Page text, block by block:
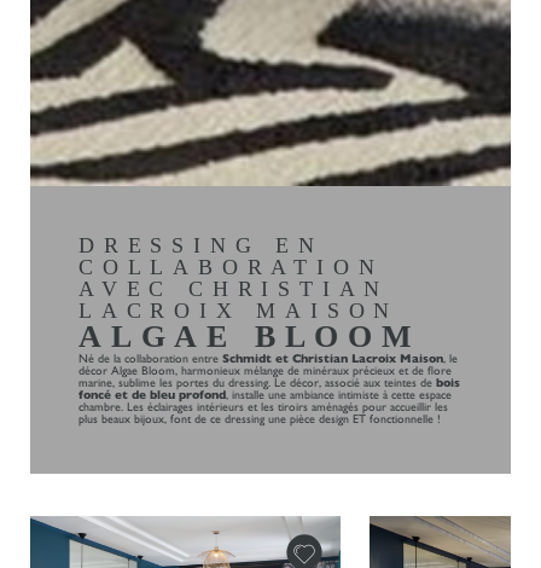
DRESSING EN
COLLABORATION
AVEC CHRISTIAN
LACROIX MAISON
ALGAE BLOOM
Né de la collaboration entre Schmidt et Christian Lacroix Maison , le
décor Algae Bloom, harmonieux mélange de minéraux précieux et de flore
marine, sublime les portes du dressing. Le décor, associé aux teintes de bois
foncé et de bleu profond , installe une ambiance intimiste à cette espace
chambre. Les éclairages intérieurs et les tiroirs aménagés pour accueillir les
plus beaux bijoux, font de ce dressing une pièce design ET fonctionnelle !